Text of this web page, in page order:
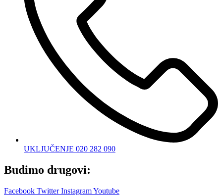
UKLJUČENJE 020 282 090
Budimo drugovi:
Facebook Twitter InstagramYoutube